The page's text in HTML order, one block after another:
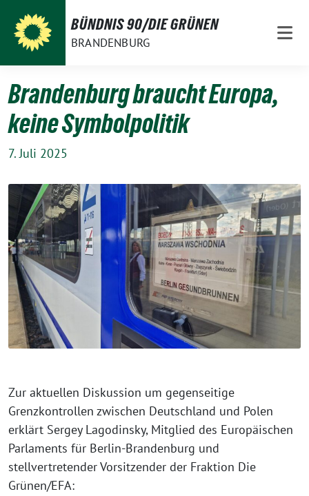
zum
Inhalt
BÜNDNIS 90/DIE GRÜNEN
BRANDENBURG
Brandenburg braucht Europa,
keine Symbolpolitik
7. Juli 2025
Zur aktuellen Diskussion um gegenseitige
Grenzkontrollen zwischen Deutschland und Polen
erklärt Sergey Lagodinsky, Mitglied des Europäischen
Parlaments für Berlin-Brandenburg und
stellvertretender Vorsitzender der Fraktion Die
Grünen/EFA: